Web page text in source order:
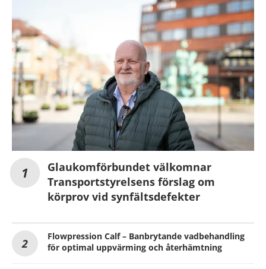
Glaukomförbundet välkomnar
Transportstyrelsens förslag om
körprov vid synfältsdefekter
Flowpression Calf – Banbrytande vadbehandling
för optimal uppvärming och återhämtning